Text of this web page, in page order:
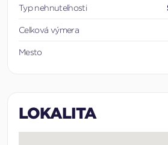
Typ nehnuteľnosti
Celková výmera
Mesto
LOKALITA